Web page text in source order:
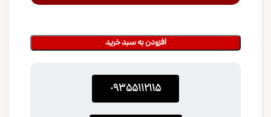
افزودن به سبد خرید
0۹۳۵۵۱۱۲۱۱۵